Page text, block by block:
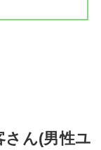
ん(男性ユ